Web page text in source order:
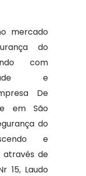
mercado
do
com
e
De
em São
do
e
através de
15, Laudo